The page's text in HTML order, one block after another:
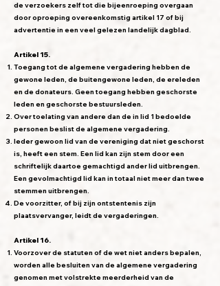
de verzoekers zelf tot die bijeenroeping overgaan
door oproeping overeenkomstig artikel 17 of bij
advertentie in een veel gelezen landelijk dagblad.
Artikel 15.
Toegang tot de algemene vergadering hebben de
gewone leden, de buitengewone leden, de ereleden
en de donateurs. Geen toegang hebben geschorste
leden en geschorste bestuursleden.
Over toelating van andere dan de in lid 1 bedoelde
personen beslist de algemene vergadering.
Ieder gewoon lid van de vereniging dat niet geschorst
is, heeft een stem. Een lid kan zijn stem door een
schriftelijk daartoe gemachtigd ander lid uitbrengen.
Een gevolmachtigd lid kan in totaal niet meer dan twee
stemmen uitbrengen.
De voorzitter, of bij zijn ontstentenis zijn
plaatsvervanger, leidt de vergaderingen.
Artikel 16.
Voorzover de statuten of de wet niet anders bepalen,
worden alle besluiten van de algemene vergadering
genomen met volstrekte meerderheid van de